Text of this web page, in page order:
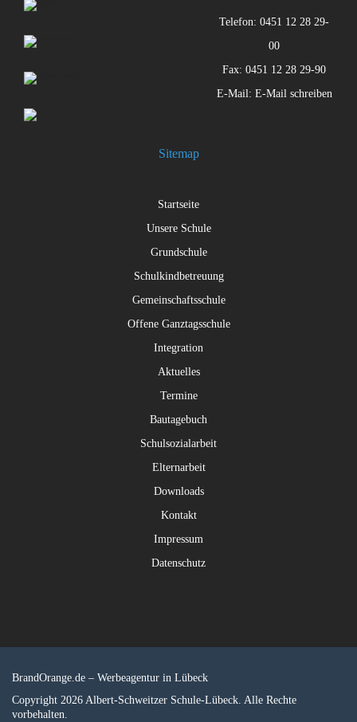
Telefon: 0451 12 28 29-
00
Fax: 0451 12 28 29-90
E-Mail: E-Mail schreiben
Sitemap
Startseite
Unsere Schule
Grundschule
Schulkindbetreuung
Gemeinschaftsschule
Offene Ganztagsschule
Integration
Aktuelles
Termine
Bautagebuch
Schulsozialarbeit
Elternarbeit
Downloads
Kontakt
Impressum
Datenschutz
BrandOrange.de – Werbeagentur in Lübeck
Copyright 2026 Albert-Schweitzer Schule-Lübeck. Alle Rechte
vorbehalten.